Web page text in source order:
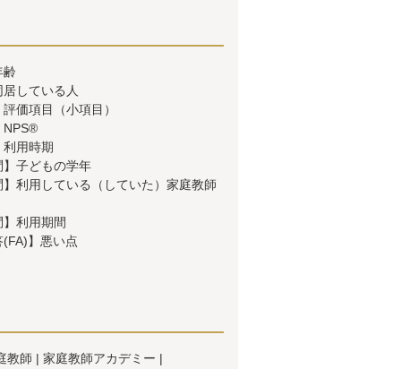
齢
している人
価項目（小項目）
NPS®
用時期
】子どもの学年
利用している（していた）家庭教師
利用期間
】悪い点
教師
家庭教師アカデミー